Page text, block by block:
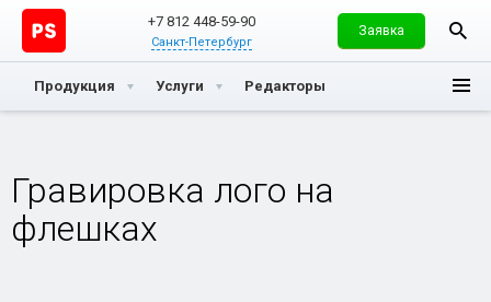
+7 812 448-59-90
Санкт-Петербург
Заявка
Продукция Услуги Редакторы
Гравировка лого на
флешках